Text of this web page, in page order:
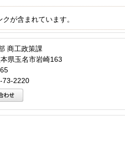
が含まれています。
商工政策課
県玉名市岩崎163
73-2220